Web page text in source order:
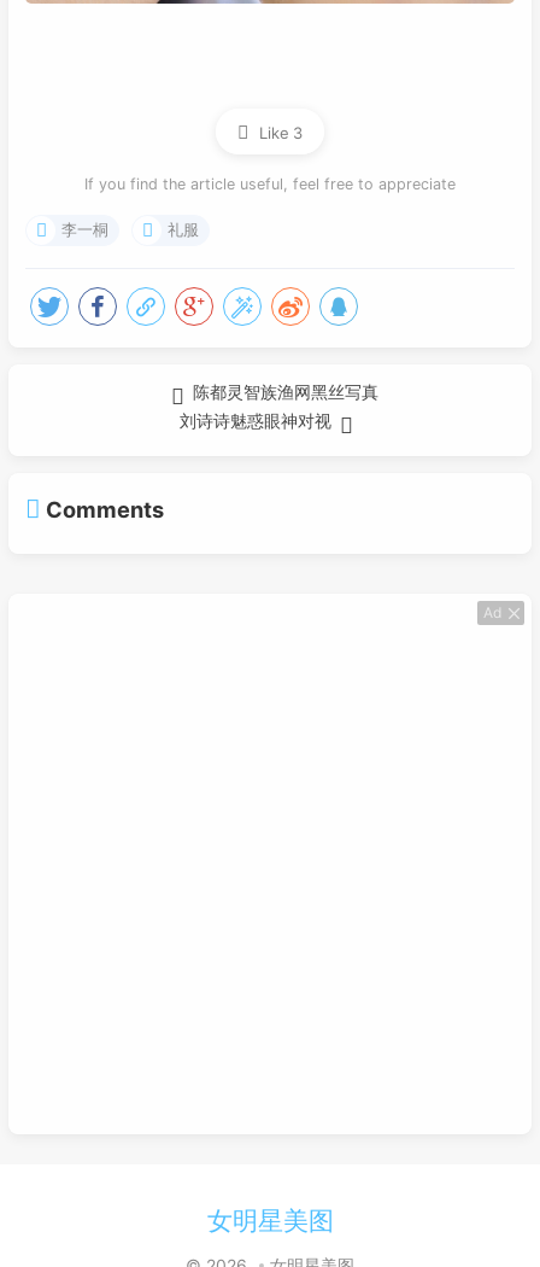
Like 3
If you find the article useful, feel free to appreciate
李一桐 礼服
陈都灵智族渔网黑丝写真
刘诗诗魅惑眼神对视
Comments
Ad
女明星美图